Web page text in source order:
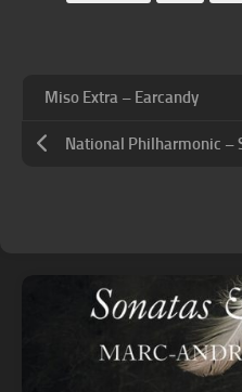
Miso Extra – Earcandy